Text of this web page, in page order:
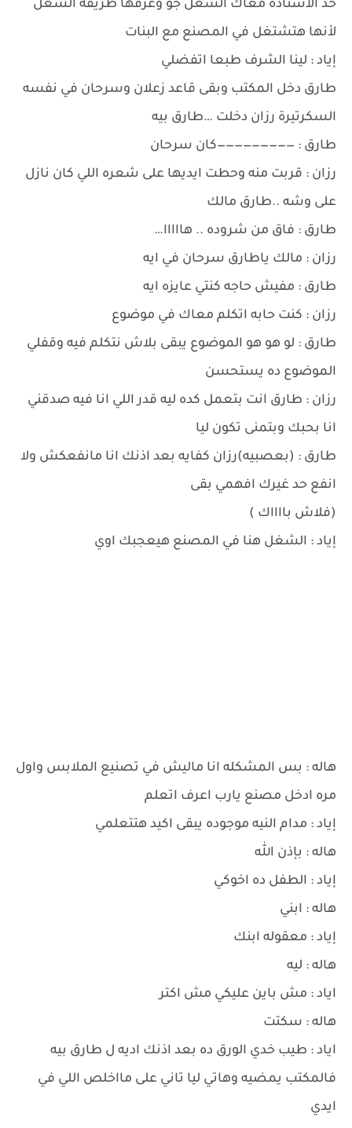
خد الاستاذه معاك الشغل جو وعرفها طريقة الشغل
لأنها هتشتغل في المصنع مع البنات
إياد : لينا الشرف طبعا اتفضلي
طارق دخل المكتب وبقى قاعد زعلان وسرحان في نفسه
السكرتيرة رزان دخلت …طارق بيه
طارق : —————————كان سرحان
رزان : قربت منه وحطت ايديها على شعره اللي كان نازل
على وشه ..طارق مالك
طارق : فاق من شروده .. هااااا…
رزان : مالك ياطارق سرحان في ايه
طارق : مفيش حاجه كنتي عايزه ايه
رزان : كنت حابه اتكلم معاك في موضوع
طارق : لو هو هو الموضوع يبقى بلاش نتكلم فيه وقفلي
الموضوع ده يستحسن
رزان : طارق انت بتعمل كده ليه قدر اللي انا فيه صدقني
انا بحبك وبتمنى تكون ليا
طارق : (بعصبيه)رزان كفايه بعد اذنك انا مانفعكش ولا
انفع حد غيرك افهمي بقى
(فلاش بااااك )
إياد : الشغل هنا في المصنع هيعجبك اوي
هاله : بس المشكله انا ماليش في تصنيع الملابس واول
مره ادخل مصنع يارب اعرف اتعلم
إياد : مدام النيه موجوده يبقى اكيد هتتعلمي
هاله : بإذن الله
إياد : الطفل ده اخوكي
هاله : ابني
إياد : معقوله ابنك
هاله : ليه
اياد : مش باين عليكي مش اكتر
هاله : سكتت
اياد : طيب خدي الورق ده بعد اذنك اديه ل طارق بيه
فالمكتب يمضيه وهاتي ليا تاني على مااخلص اللي في
ايدي